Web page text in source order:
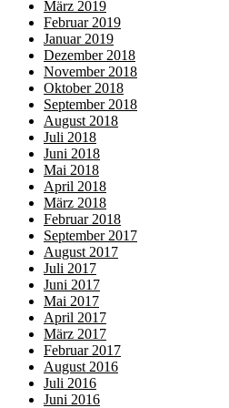
März 2019
Februar 2019
Januar 2019
Dezember 2018
November 2018
Oktober 2018
September 2018
August 2018
Juli 2018
Juni 2018
Mai 2018
April 2018
März 2018
Februar 2018
September 2017
August 2017
Juli 2017
Juni 2017
Mai 2017
April 2017
März 2017
Februar 2017
August 2016
Juli 2016
Juni 2016